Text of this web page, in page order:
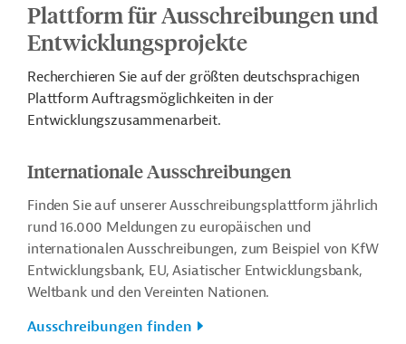
Plattform für Ausschreibungen und
Entwicklungsprojekte
Recherchieren Sie auf der größten deutschsprachigen
Plattform Auftragsmöglichkeiten in der
Entwicklungszusammenarbeit.
Internationale Ausschreibungen
Finden Sie auf unserer Ausschreibungsplattform jährlich
rund 16.000 Meldungen zu europäischen und
internationalen Ausschreibungen, zum Beispiel von KfW
Entwicklungsbank, EU, Asiatischer Entwicklungsbank,
Weltbank und den Vereinten Nationen.
Ausschreibungen finden